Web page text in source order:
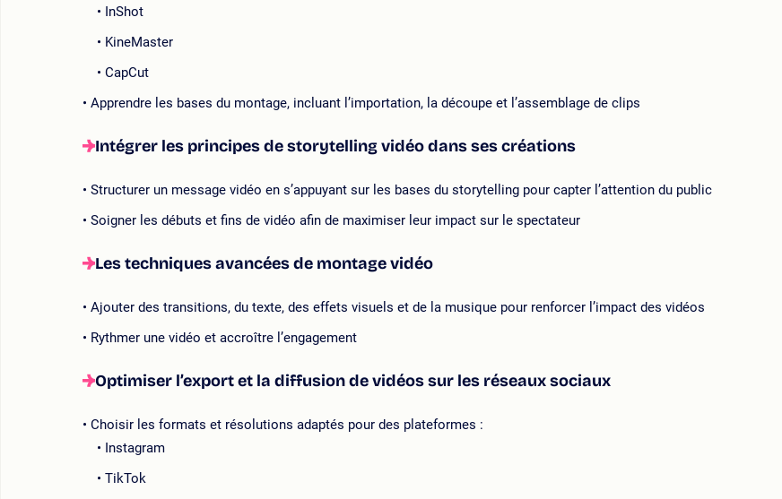
InShot
KineMaster
CapCut
Apprendre les bases du montage, incluant l’importation, la découpe et l’assemblage de clips
Intégrer les principes de storytelling vidéo dans ses créations
Structurer un message vidéo en s’appuyant sur les bases du storytelling pour capter l’attention du public
Soigner les débuts et fins de vidéo afin de maximiser leur impact sur le spectateur
Les techniques avancées de montage vidéo
Ajouter des transitions, du texte, des effets visuels et de la musique pour renforcer l’impact des vidéos
Rythmer une vidéo et accroître l’engagement
Optimiser l’export et la diffusion de vidéos sur les réseaux sociaux
Choisir les formats et résolutions adaptés pour des plateformes :
Instagram
TikTok